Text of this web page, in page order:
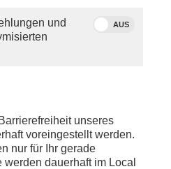
Quelle: dpa/Bernd von
und
AUS
unseres
voreingestellt werden.
nur für Ihr gerade
dauerhaft im Local